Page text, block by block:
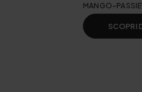
MANGO-
SCOPRI